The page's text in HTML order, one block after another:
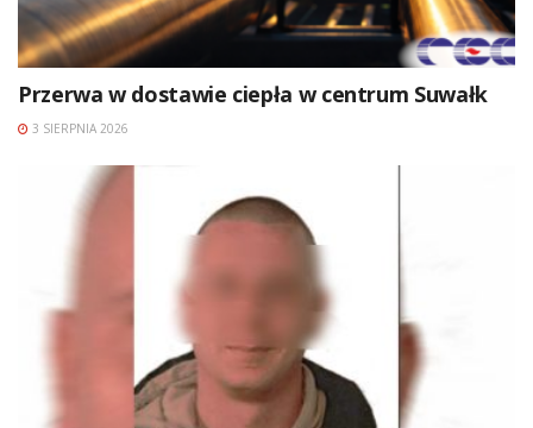
Przerwa w dostawie ciepła w centrum Suwałk
3 SIERPNIA 2026